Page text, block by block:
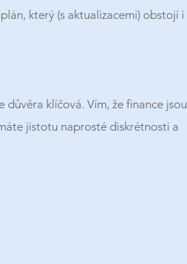
který (s aktualizacemi) obstojí i
důvěra klíčová. Vím, že finance jsou
jistotu naprosté diskrétnosti a